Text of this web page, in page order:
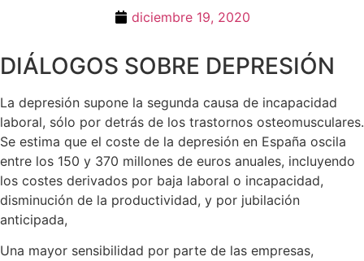
diciembre 19, 2020
DIÁLOGOS SOBRE DEPRESIÓN
La depresión supone la segunda causa de incapacidad
laboral, sólo por detrás de los trastornos osteomusculares.
Se estima que el coste de la depresión en España oscila
entre los 150 y 370 millones de euros anuales, incluyendo
los costes derivados por baja laboral o incapacidad,
disminución de la productividad, y por jubilación
anticipada,
Una mayor sensibilidad por parte de las empresas,